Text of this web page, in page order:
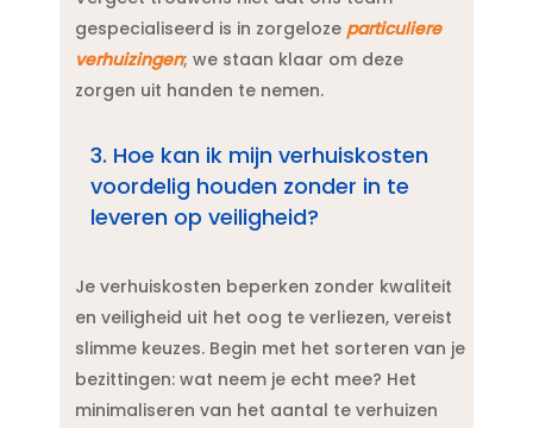
gespecialiseerd is in zorgeloze particuliere
verhuizingen; we staan klaar om deze
zorgen uit handen te nemen.​
3.​ Hoe kan ik mijn verhuiskosten
voordelig houden zonder in te
leveren op veiligheid?
Je verhuiskosten beperken zonder kwaliteit
en veiligheid uit het oog te verliezen, vereist
slimme keuzes.​ Begin met het sorteren van je
bezittingen: wat neem je echt mee? Het
minimaliseren van het aantal te verhuizen